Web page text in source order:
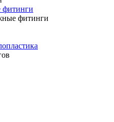
фитинги
фитинги